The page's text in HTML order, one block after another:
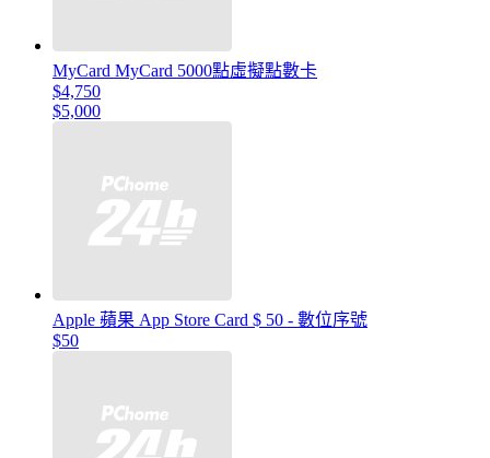
MyCard MyCard 5000點虛擬點數卡
$4,750
$5,000
Apple 蘋果 App Store Card $ 50 - 數位序號
$50